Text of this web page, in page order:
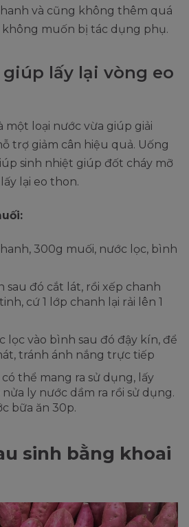
và cũng không thêm quá
muốn bị tác dụng phụ.
lấy lại vòng eo
một loại nước vừa giúp giải
trợ giảm cân hiệu quả. Uống
sinh nhiệt giúp đốt cháy mỡ
lại eo thon.
300g muối, nước lọc, bình
sau đó cắt lát, rồi xếp chanh
cứ 1 lớp chanh lại rải lên 1
lọc vào bình sau đó đậy kín, để
tránh ánh nắng trực tiếp
thể mang ra sử dụng, lấy
ly nước dầm ra rồi sử dụng.
bữa ăn 30p.
sinh bằng khoai